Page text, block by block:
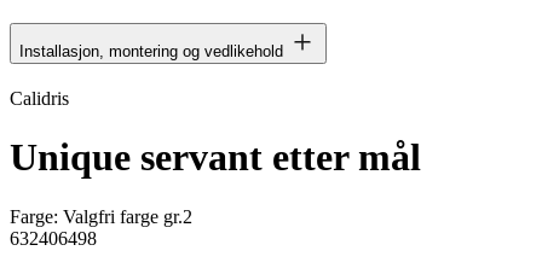
Installasjon, montering og vedlikehold
Calidris
Unique servant etter mål
Farge: Valgfri farge gr.2
632406498